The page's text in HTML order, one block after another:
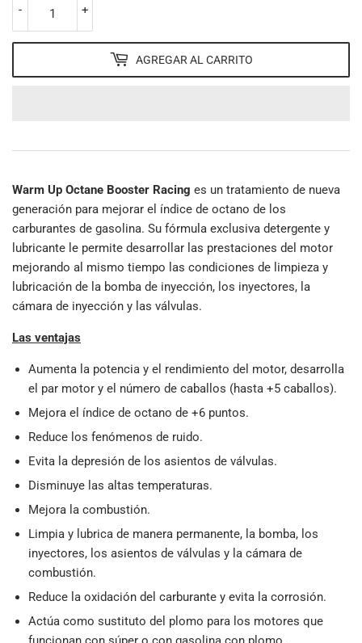
+
-
AGREGAR AL CARRITO
Warm Up Octane Booster Racing es un tratamiento de nueva
generación para mejorar el índice de octano de los
carburantes de gasolina. Su fórmula exclusiva detergente y
lubricante le permite desarrollar las prestaciones del motor
mejorando al mismo tiempo las condiciones de limpieza y
lubricación de la bomba de inyección, los inyectores, la
cámara de inyección y las válvulas.
Las ventajas
Aumenta la potencia y el rendimiento del motor, desarrolla
el par motor y el número de caballos (hasta +5 caballos).
Mejora el índice de octano de +6 puntos.
Reduce los fenómenos de ruido.
Evita la depresión de los asientos de válvulas.
Disminuye las altas temperaturas.
Mejora la combustión.
Limpia y lubrica de manera permanente, la bomba, los
inyectores, los asientos de válvulas y la cámara de
combustión.
Reduce la oxidación del carburante y evita la corrosión.
Actúa como sustituto del plomo para los motores que